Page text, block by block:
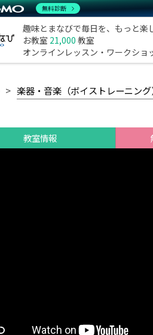
趣味とまなびで毎日を、もっと楽
お教室 21,000 教室
オンラインレッスン・ワークショ
楽器・音楽（ボイストレーニング
教室情報
無料診断